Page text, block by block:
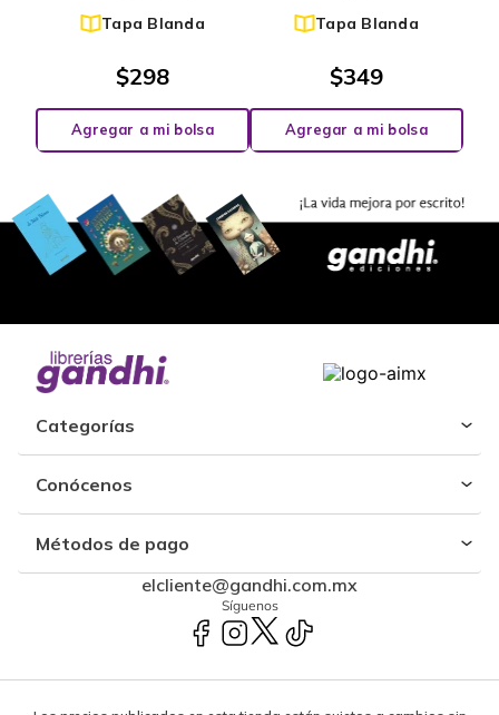
Tapa Blanda
$298
Agregar a mi bolsa
Tapa Blanda
$349
Agregar a mi bolsa
Categorías
Conócenos
Métodos de pago
elcliente@gandhi.com.mx
Síguenos